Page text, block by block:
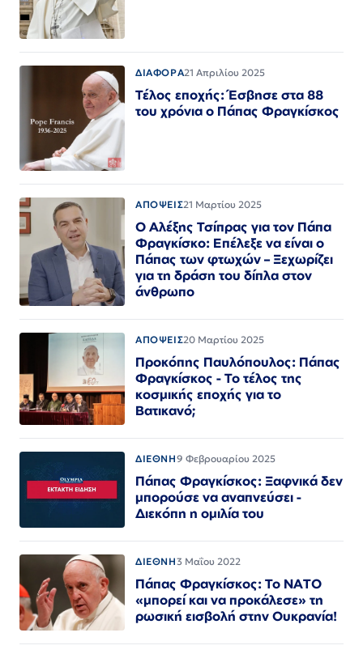
ΔΙΑΦΟΡΑ21 Απριλίου 2025
Τέλος εποχής: Έσβησε στα 88
του χρόνια ο Πάπας Φραγκίσκος
ΑΠΟΨΕΙΣ21 Μαρτίου 2025
Ο Αλέξης Τσίπρας για τον Πάπα
Φραγκίσκο: Επέλεξε να είναι ο
Πάπας των φτωχών – Ξεχωρίζει
για τη δράση του δίπλα στον
άνθρωπο
ΑΠΟΨΕΙΣ20 Μαρτίου 2025
Προκόπης Παυλόπουλος: Πάπας
Φραγκίσκος - Το τέλος της
κοσμικής εποχής για το
Βατικανό;
ΔΙΕΘΝΗ9 Φεβρουαρίου 2025
Πάπας Φραγκίσκος: Ξαφνικά δεν
μπορούσε να αναπνεύσει -
Διεκόπη η ομιλία του
ΔΙΕΘΝΗ3 Μαΐου 2022
Πάπας Φραγκίσκος: Το ΝΑΤΟ
«μπορεί και να προκάλεσε» τη
ρωσική εισβολή στην Ουκρανία!